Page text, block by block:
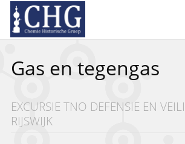
links
over
naar
de
Spring
naar
Gas en tegengas
EXCURSIE TNO DEFENSIE EN
RIJSWIJK